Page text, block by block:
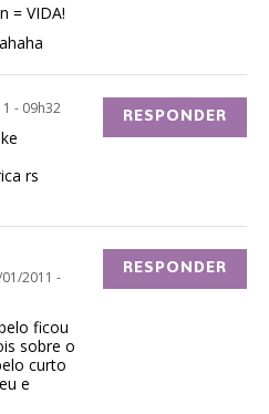
= VIDA!
- 09h32
rs
RESPONDER
2011 -
ficou
sobre o
curto
e
RESPONDER